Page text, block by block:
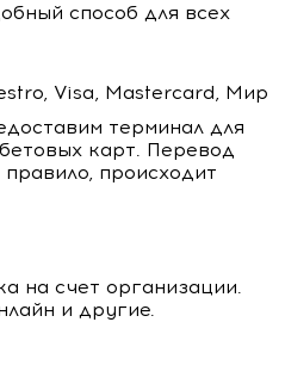
способ для всех
Visa, Mastercard, Мир
терминал для
карт. Перевод
происходит
на счет организации.
и другие.